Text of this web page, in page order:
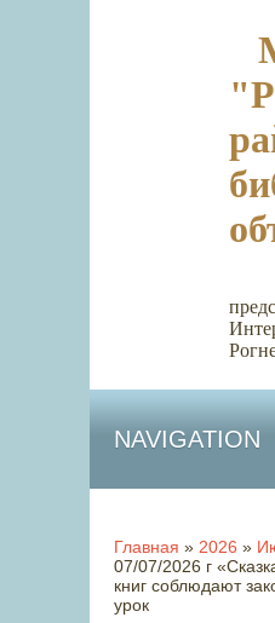
NAVIGATION
Главная » 2026 »
07/07/2026 г
книг соблюдают
урок